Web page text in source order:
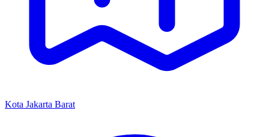
Kota Jakarta Barat